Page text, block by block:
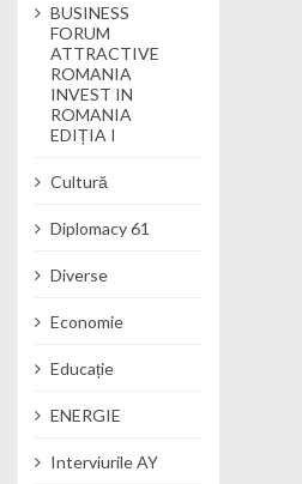
BUSINESS
FORUM
ATTRACTIVE
ROMANIA
INVEST IN
ROMANIA
EDIȚIA I
Cultură
Diplomacy 61
Diverse
Economie
Educație
ENERGIE
Interviurile AY